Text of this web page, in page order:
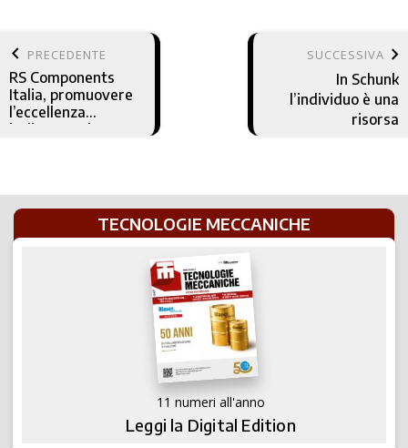
keyboard_arrow_left PRECEDENTE
RS Components
Italia, promuovere
l’eccellenza
italiana tra i
SUCCESSIVA keyboard_arrow_right
In Schunk
l’individuo è una
risorsa
TECNOLOGIE MECCANICHE
11 numeri all'anno
Leggi la Digital Edition